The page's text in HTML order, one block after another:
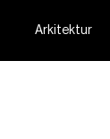
Arkitektur